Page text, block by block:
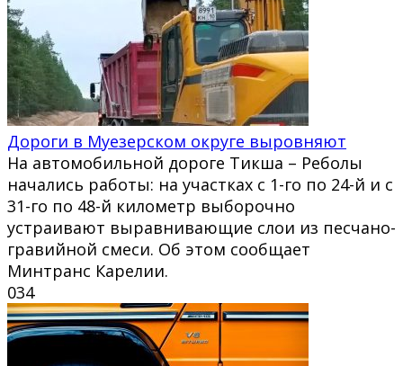
Дороги в Муезерском округе выровняют
На автомобильной дороге Тикша – Реболы
начались работы: на участках с 1-го по 24-й и с
31-го по 48-й километр выборочно
устраивают выравнивающие слои из песчано-
гравийной смеси. Об этом сообщает
Минтранс Карелии.
034